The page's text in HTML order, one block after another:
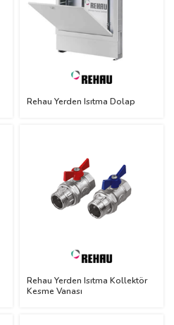
Rehau Yerden Isıtma Dolap
Rehau Yerden Isıtma Kollektör
Kesme Vanası